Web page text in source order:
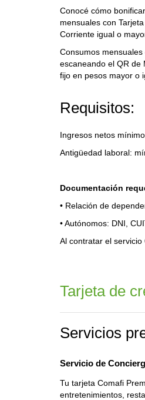
Conocé cómo
mensuales con
Corriente igual o
Consumos
escaneando el QR de
fijo en pesos mayor o
Requisitos:
Ingresos netos
Antigüedad laboral:
Documentación
• Relación de
• Autónomos: DNI,
Al contratar el servicio
Tarjeta de
Servicios
Servicio de
Tu tarjeta Comafi
entretenimientos,